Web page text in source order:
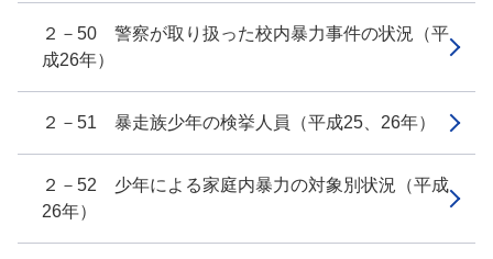
２－50 警察が取り扱った校内暴力事件の状況（平
成26年）
２－51 暴走族少年の検挙人員（平成25、26年）
２－52 少年による家庭内暴力の対象別状況（平成
26年）